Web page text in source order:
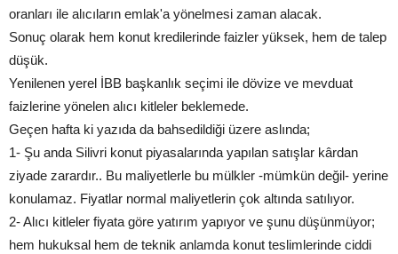
oranları ile alıcıların emlak'a yönelmesi zaman alacak.
Sonuç olarak hem konut kredilerinde faizler yüksek, hem de talep
düşük.
Yenilenen yerel İBB başkanlık seçimi ile dövize ve mevduat
faizlerine yönelen alıcı kitleler beklemede.
Geçen hafta ki yazıda da bahsedildiği üzere aslında;
1- Şu anda Silivri konut piyasalarında yapılan satışlar kârdan
ziyade zarardır.. Bu maliyetlerle bu mülkler -mümkün değil- yerine
konulamaz. Fiyatlar normal maliyetlerin çok altında satılıyor.
2- Alıcı kitleler fiyata göre yatırım yapıyor ve şunu düşünmüyor;
hem hukuksal hem de teknik anlamda konut teslimlerinde ciddi